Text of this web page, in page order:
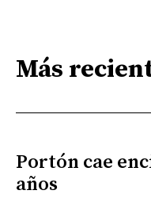
Más
Portón cae
años